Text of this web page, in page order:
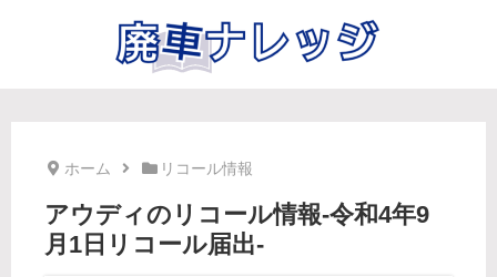
ホーム リコール情報
アウディのリコール情報-令和4年9
月1日リコール届出-